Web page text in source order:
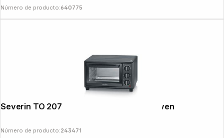
Número de producto:640775
Severin TO 2078 Backing and Toaster Oven
Número de producto:243471